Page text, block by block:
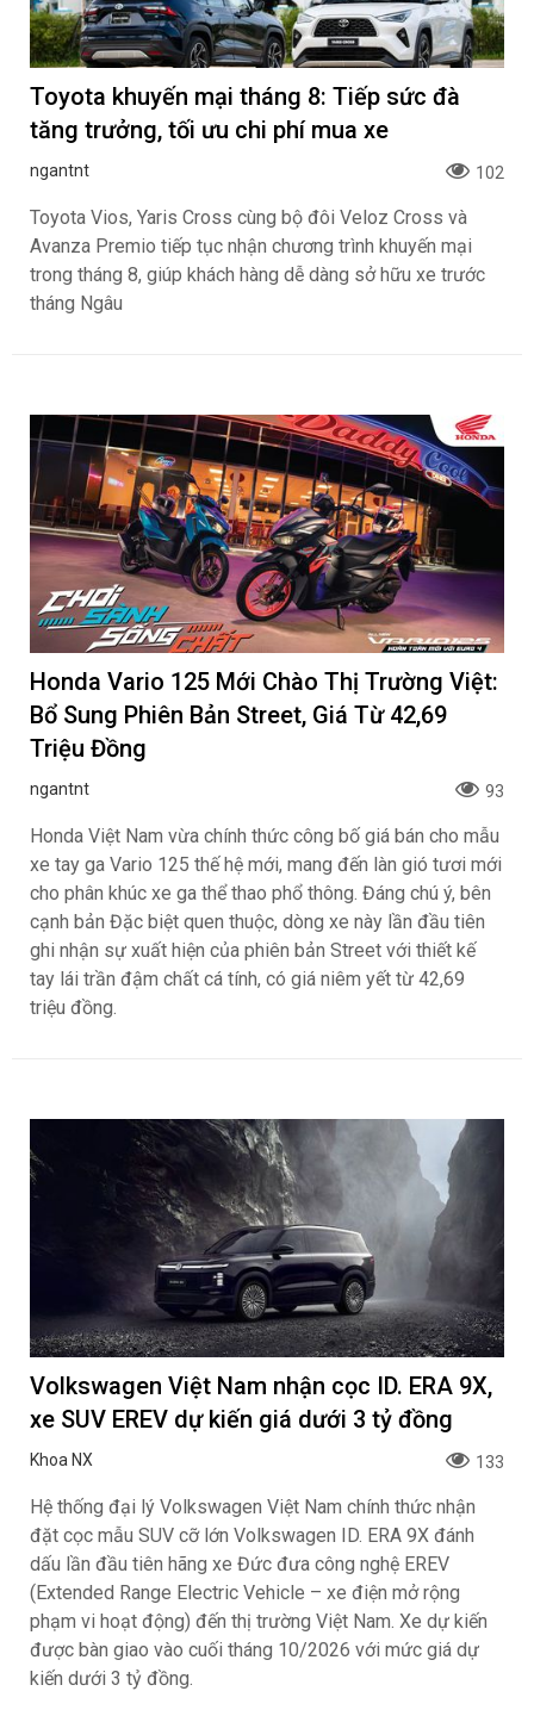
Toyota khuyến mại tháng 8: Tiếp sức đà
tăng trưởng, tối ưu chi phí mua xe
ngantnt 102
Toyota Vios, Yaris Cross cùng bộ đôi Veloz Cross và
Avanza Premio tiếp tục nhận chương trình khuyến mại
trong tháng 8, giúp khách hàng dễ dàng sở hữu xe trước
tháng Ngâu
Honda Vario 125 Mới Chào Thị Trường Việt:
Bổ Sung Phiên Bản Street, Giá Từ 42,69
Triệu Đồng
ngantnt 93
Honda Việt Nam vừa chính thức công bố giá bán cho mẫu
xe tay ga Vario 125 thế hệ mới, mang đến làn gió tươi mới
cho phân khúc xe ga thể thao phổ thông. Đáng chú ý, bên
cạnh bản Đặc biệt quen thuộc, dòng xe này lần đầu tiên
ghi nhận sự xuất hiện của phiên bản Street với thiết kế
tay lái trần đậm chất cá tính, có giá niêm yết từ 42,69
triệu đồng.
Volkswagen Việt Nam nhận cọc ID. ERA 9X,
xe SUV EREV dự kiến giá dưới 3 tỷ đồng
Khoa NX 133
Hệ thống đại lý Volkswagen Việt Nam chính thức nhận
đặt cọc mẫu SUV cỡ lớn Volkswagen ID. ERA 9X đánh
dấu lần đầu tiên hãng xe Đức đưa công nghệ EREV
(Extended Range Electric Vehicle – xe điện mở rộng
phạm vi hoạt động) đến thị trường Việt Nam. Xe dự kiến
được bàn giao vào cuối tháng 10/2026 với mức giá dự
kiến dưới 3 tỷ đồng.